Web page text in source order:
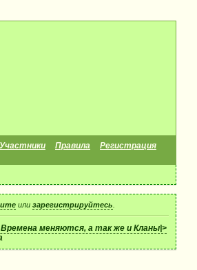
Участники Правила
Регистрация
или зарегистрируйтесь
меняются, а так же и Кланы|>